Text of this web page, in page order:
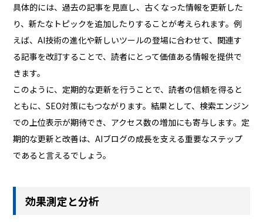
具体的には、過去の記事を見直し、古くなった情報を更新した
り、新たなトピックを追加したりすることが考えられます。例
えば、AI技術の進化や新しいツールの登場に合わせて、関連す
る記事を改訂することで、読者にとって価値ある情報を提供で
きます。
このように、定期的な更新を行うことで、読者の信頼を得ると
ともに、SEO対策にもつながります。結果として、検索エンジン
での上位表示が期待でき、アクセス数の増加にも寄与します。定
期的な更新と改善は、AIブログの成長を支える重要なステップ
であると言えるでしょう。
効果測定と分析